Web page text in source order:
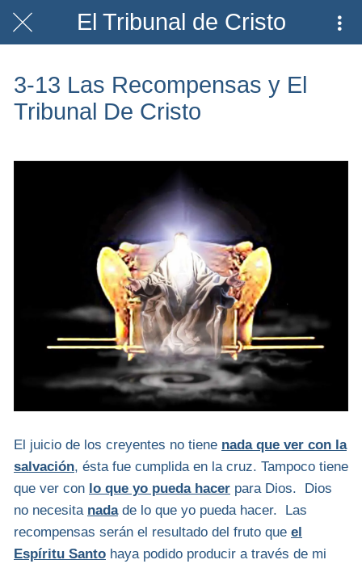
El Tribunal de Cristo
3-13 Las Recompensas y El
Tribunal De Cristo
El juicio de los creyentes no tiene nada que ver con la
salvación, ésta fue cumplida en la cruz. Tampoco tiene
que ver con lo que yo pueda hacer para Dios. Dios
no necesita nadade lo que yo pueda hacer. Las
recompensas serán el resultado del fruto que el
Espíritu Santo haya podido producir a través de mi